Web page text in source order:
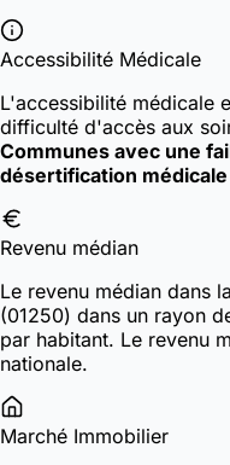
Accessibilité Médicale
L'accessibilité médicale
difficulté d'accès aux
Communes avec une
désertification
Revenu médian
Le revenu médian dans
(01250) dans un rayon
par habitant. Le revenu
nationale.
Marché Immobilier